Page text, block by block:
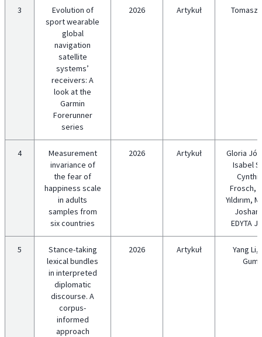
3
Evolution of
sport wearable
global
navigation
satellite
systems’
receivers: A
look at the
Garmin
Forerunner
series
2026 Artykuł Tomasz
4
Measurement
invariance of
the fear of
happiness scale
in adults
samples from
six countries
2026 Artykuł
Gloria
Isabel
Frosch,
Yıldırım,
EDYTA
5
Stance-taking
lexical bundles
in interpreted
diplomatic
discourse. A
corpus-
informed
approach
2026 Artykuł
Yang Li,